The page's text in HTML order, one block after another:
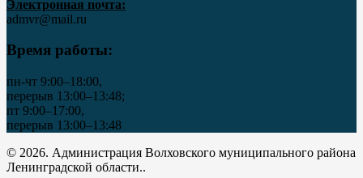
Электронная почта:
admvr@mail.ru
Время работы:
пн-чт 9:00–18:00,
перерыв 13:00–13:48;
пт 9:00–17:00,
перерыв 13:00–13:48
© 2026. Администрация Волховского муниципального района
Ленинградской области..